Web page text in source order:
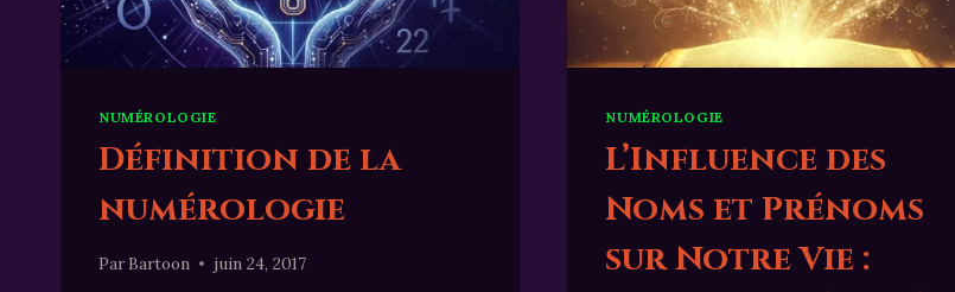
NUMÉROLOGIE
Définition de la
numérologie
Par Bartoon juin 24, 2017
NUMÉROLOGIE
L’Influence des
Noms et Prénoms
sur Notre Vie :